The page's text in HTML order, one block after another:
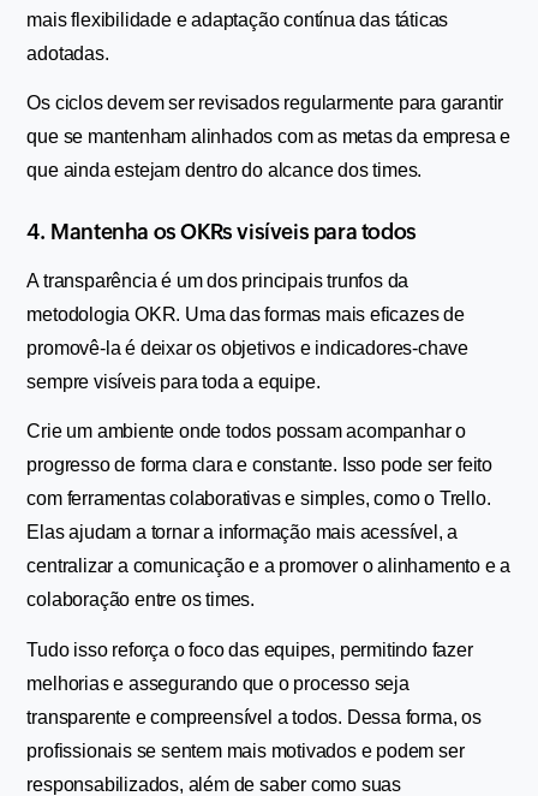
mais flexibilidade e adaptação contínua das táticas
adotadas.
Os ciclos devem ser revisados regularmente para garantir
que se mantenham alinhados com as metas da empresa e
que ainda estejam dentro do alcance dos times.
4. Mantenha os OKRs visíveis para todos
A transparência é um dos principais trunfos da
metodologia OKR. Uma das formas mais eficazes de
promovê-la é deixar os objetivos e indicadores-chave
sempre visíveis para toda a equipe.
Crie um ambiente onde todos possam acompanhar o
progresso de forma clara e constante. Isso pode ser feito
com ferramentas colaborativas e simples, como o Trello.
Elas ajudam a tornar a informação mais acessível, a
centralizar a comunicação e a promover o alinhamento e a
colaboração entre os times.
Tudo isso reforça o foco das equipes, permitindo fazer
melhorias e assegurando que o processo seja
transparente e compreensível a todos. Dessa forma, os
profissionais se sentem mais motivados e podem ser
responsabilizados, além de saber como suas